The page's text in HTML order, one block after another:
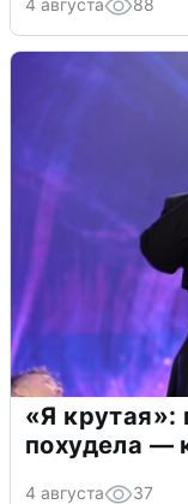
«Я
похудела —
4 августа 37